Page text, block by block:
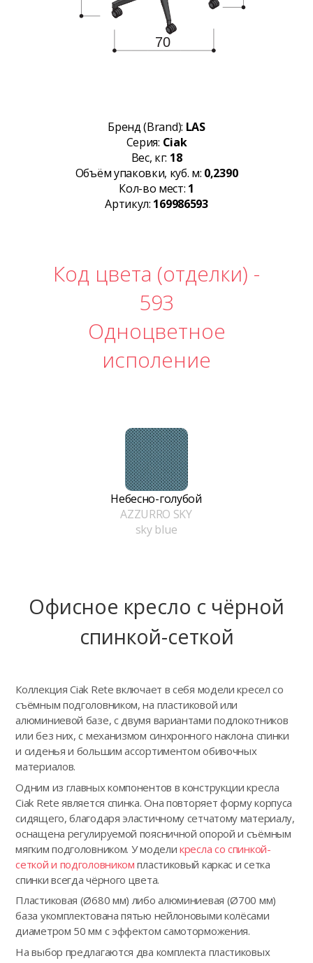
Бренд (Brand): LAS
Серия: Ciak
Вес, кг: 18
Объём упаковки, куб. м: 0,2390
Кол-во мест: 1
Артикул: 169986593
Код цвета (отделки) -
593
Одноцветное
исполение
Небесно-голубой
AZZURRO SKY
sky blue
Офисное кресло с чёрной
спинкой-сеткой
Коллекция Ciak Rete включает в себя модели кресел со
съёмным подголовником, на пластиковой или
алюминиевой базе, с двумя вариантами подлокотников
или без них, с механизмом синхронного наклона спинки
и сиденья и большим ассортиментом обивочных
материалов.
Одним из главных компонентов в конструкции кресла
Ciak Rete является спинка. Она повторяет форму корпуса
сидящего, благодаря эластичному сетчатому материалу,
оснащена регулируемой поясничной опорой и съёмным
мягким подголовником. У моделикресла со спинкой-
сеткой и подголовником пластиковый каркас и сетка
спинки всегда чёрного цвета.
Пластиковая (Ø680 мм) либо алюминиевая (Ø700 мм)
база укомплектована пятью нейлоновыми колёсами
диаметром 50 мм с эффектом самоторможения.
На выбор предлагаются два комплекта пластиковых